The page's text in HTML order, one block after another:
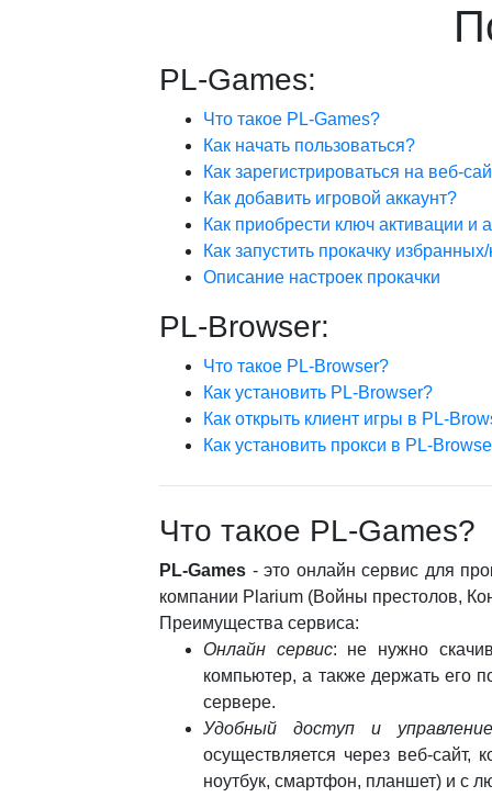
PL-Games:
Что такое PL-Games?
Как начать пользоваться?
Как зарегистрироваться на веб-
Как добавить игровой аккаунт?
Как приобрести ключ активации и
Как запустить прокачку
Описание настроек прокачки
PL-Browser:
Что такое PL-Browser?
Как установить PL-Browser?
Как открыть клиент игры в PL-
Как установить прокси в PL-
Что такое PL-Games?
PL-Games - это онлайн сервис для
компании Plarium (Войны престолов,
Преимущества сервиса:
Онлайн сервис: не нужно
компьютер, а также держать его
сервере.
Удобный доступ и
осуществляется через веб-сайт,
ноутбук, смартфон, планшет) и с